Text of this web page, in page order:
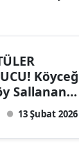
Sallanan
su
13 Şubat 2026